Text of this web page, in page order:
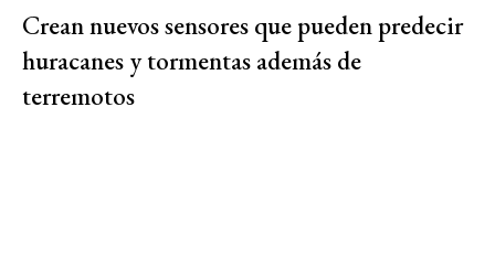
Crean nuevos sensores que pueden predecir
huracanes y tormentas además de
terremotos